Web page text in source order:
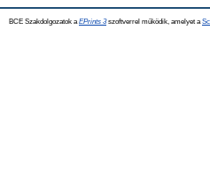
BCE Szakdolgozatok a EPrints 3szoftverrel működik, amelyet a